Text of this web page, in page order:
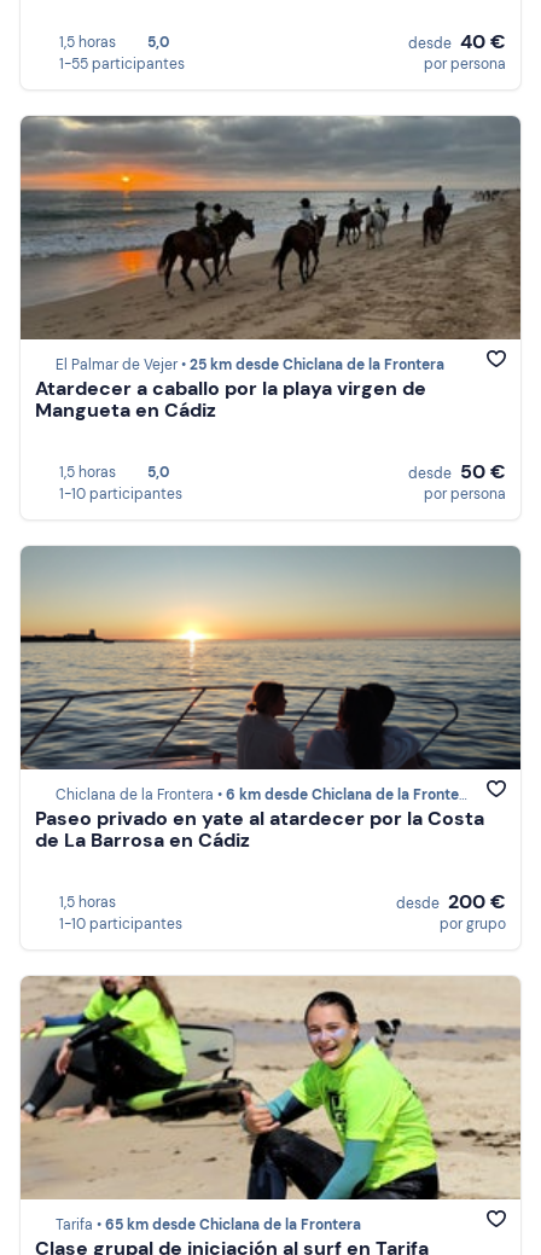
1,5 horas
5,0
1-55 participantes
desde 40 €
por persona
El Palmar de Vejer •25 km desde Chiclana de la Frontera
Atardecer a caballo por la playa virgen de
Mangueta en Cádiz
1,5 horas
5,0
1-10 participantes
desde 50 €
por persona
Chiclana de la Frontera •6 km desde Chiclana de la Frontera
Paseo privado en yate al atardecer por la Costa
de La Barrosa en Cádiz
1,5 horas
1-10 participantes
desde 200 €
por grupo
Tarifa •65 km desde Chiclana de la Frontera
Clase grupal de iniciación al surf en Tarifa